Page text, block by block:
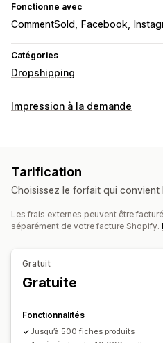
Fonctionne avec
CommentSold Facebook
Catégories
Dropshipping
Les produits que vous pouvez
Emplacements
Impression à la demande
Outils de conception
Encarts informatifs
Modèles personnalisés
Options d’expédition
Expédition économique
Traitement des commandes à
Tarification
Choisissez le forfait qui convient
Les frais externes peuvent être
séparément de votre facture Shopify.
Gratuit
Gratuite
Fonctionnalités
Jusqu’à 500 fiches produits